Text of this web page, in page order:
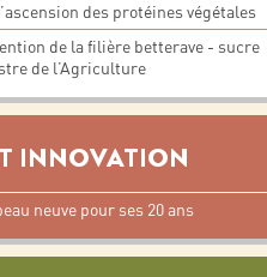
des protéines végétales
de la filière betterave - sucre
de l’Agriculture
INNOVATION
neuve pour ses 20 ans